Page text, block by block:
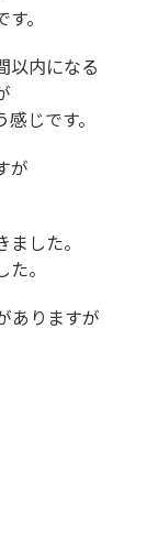
。
以内になる
じです。
が
した。
。
ありますが